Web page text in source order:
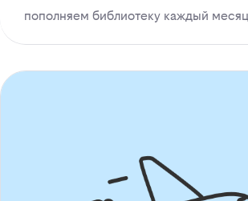
пополняем библиотеку каждый месяц